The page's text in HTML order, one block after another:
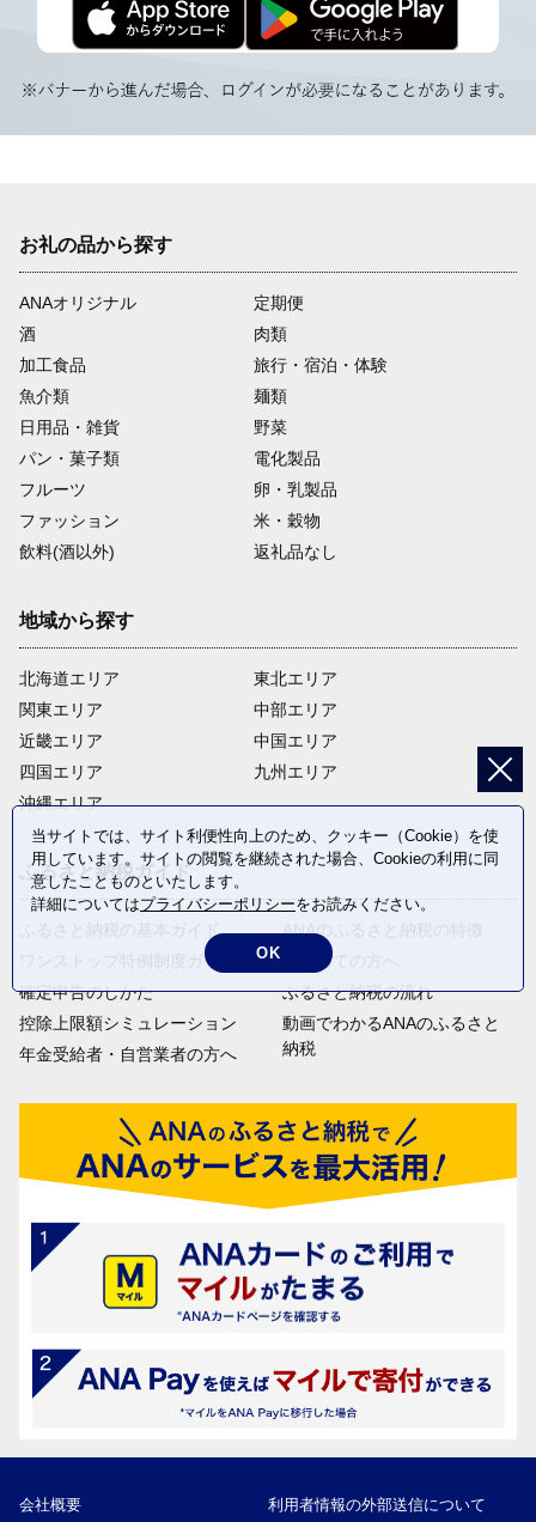
お礼の品から探す
ANAオリジナル
定期便
酒
肉類
加工食品
旅行・宿泊・体験
魚介類
麺類
日用品・雑貨
野菜
パン・菓子類
電化製品
フルーツ
卵・乳製品
ファッション
米・穀物
飲料(酒以外)
返礼品なし
地域から探す
北海道エリア
関東エリア
近畿エリア
四国エリア
沖縄エリア
東北エリア
中部エリア
中国エリア
九州エリア
ふるさと納税ガイド
ふるさと納税の基本ガイド
ワンストップ特例制度ガイド
確定申告のしかた
控除上限額シミュレーション
年金受給者・自営業者の方へ
ANAのふるさと納税の特徴
はじめての方へ
ふるさと納税の流れ
動画でわかるANAのふるさと
納税
会社概要 利用者情報の外部送信について
当サイトでは、サイト利便性向上のため、クッキー（Cookie）を使
用しています。サイトの閲覧を継続された場合、Cookieの利用に同
意したことものといたします。
詳細についてはプライバシーポリシーをお読みください。
OK